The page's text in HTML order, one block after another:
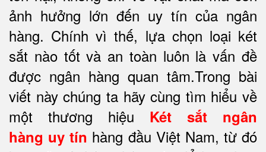
ảnh hưởng lớn đến uy tín của ngân
hàng. Chính vì thế, lựa chọn loại két
sắt nào tốt và an toàn luôn là vấn đề
được ngân hàng quan tâm.Trong bài
viết này chúng ta hãy cùng tìm hiểu về
một thương hiệu Két sắt ngân
hàng uy tín hàng đầu Việt Nam, từ đó